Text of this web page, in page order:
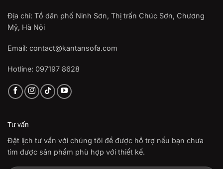
Địa chỉ: Tổ dân phố Ninh Sơn, Thị trấn Chúc Sơn, Chương
Mỹ, Hà Nội
Email: contact@kantansofa.com
Hotline: 097197 8628
Tư vấn
Đặt lịch tư vấn với chúng tôi để được hỗ trợ nếu bạn chưa
tìm được sản phẩm phù hợp với thiết kế.